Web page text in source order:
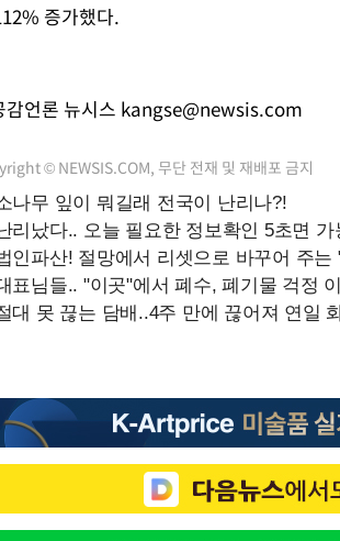
증가했다.
언론 뉴시스 kangse@newsis.com
© NEWSIS.COM, 무단 전재 및 재배포 금지